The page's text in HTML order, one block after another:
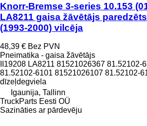
Knorr-Bremse 3-series 10.153
LA8211 gaisa žāvētājs
(1993-2000) vilcēja
48,39 € Bez PVN
Pneimatika - gaisa žāvētājs
II19208 LA8211 81521026367 81.52102-
81.52102-6101 81521026107 81.52102-
dīzeļdegviela
Igaunija, Tallinn
TruckParts Eesti OÜ
Sazināties ar pārdevēju